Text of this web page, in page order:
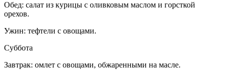
Обед: салат из курицы с оливковым маслом и горсткой
орехов.
Ужин: тефтели с овощами.
Суббота
Завтрак: омлет с овощами, обжаренными на масле.